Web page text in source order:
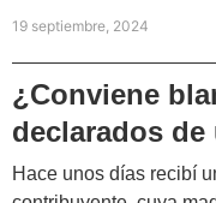
19 septiembre, 2024
¿Conviene
declarados
Hace unos días recibí